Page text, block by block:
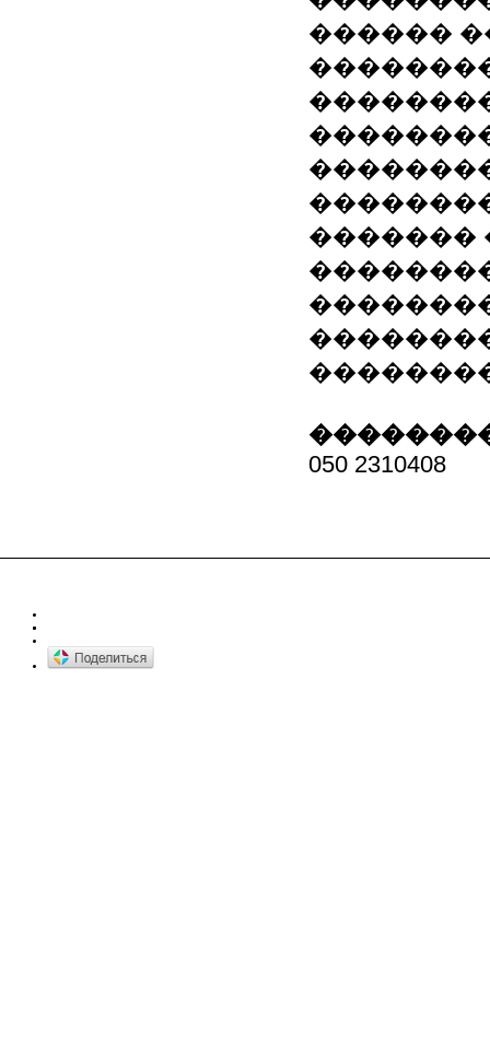
������
�������
050 2310408